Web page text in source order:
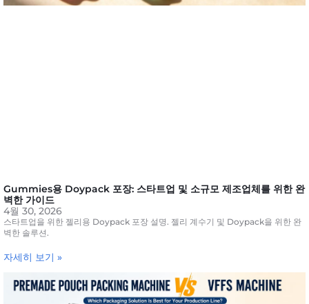
Gummies용 Doypack 포장: 스타트업 및 소규모 제조업체를 위한 완
벽한 가이드
4월 30, 2026
스타트업을 위한 젤리용 Doypack 포장 설명. 젤리 계수기 및 Doypack을 위한 완
벽한 솔루션.
자세히 보기 »